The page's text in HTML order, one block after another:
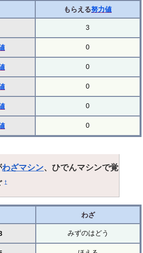
もらえる努力値
3
0
0
0
0
0
わざマシン、ひでんマシンで覚
†
わざ
みずのはどう